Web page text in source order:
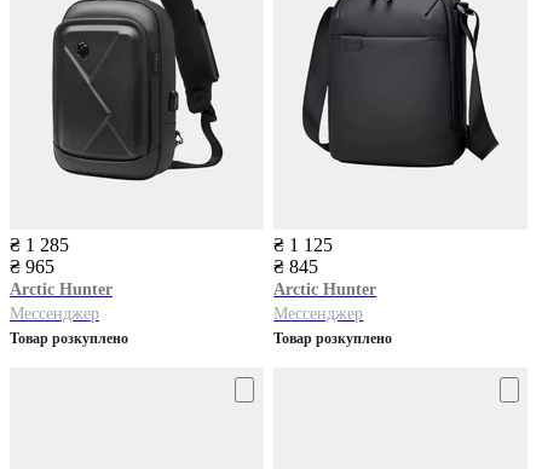
₴ 1 285
₴ 965
Arctic Hunter
Мессенджер
Товар розкуплено
₴ 1 125
₴ 845
Arctic Hunter
Мессенджер
Товар розкуплено